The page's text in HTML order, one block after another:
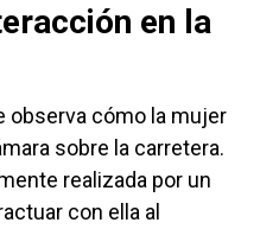
en la
observa cómo la mujer
sobre la carretera.
realizada por un
con ella al